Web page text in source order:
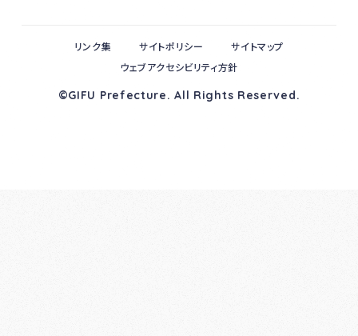
©GIFU Prefecture. All Rights Reserved.
リンク集 サイトポリシー
サイトマップ
ウェブアクセシビリティ方針